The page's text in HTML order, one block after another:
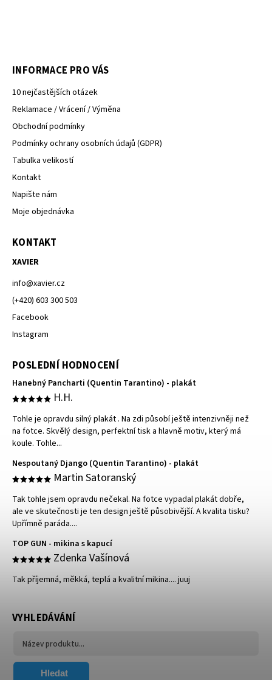
INFORMACE PRO VÁS
10 nejčastějších otázek
Reklamace / Vrácení / Výměna
Obchodní podmínky
Podmínky ochrany osobních údajů (GDPR)
Tabulka velikostí
Kontakt
Napište nám
Moje objednávka
KONTAKT
XAVIER
info@xavier.cz
(+420) 603 300 503
Facebook
Instagram
POSLEDNÍ HODNOCENÍ
Hanebný Pancharti (Quentin Tarantino) - plakát
H.H.
Tohle je opravdu silný plakát . Na zdi působí ještě intenzivněji než
na fotce. Skvělý design, perfektní tisk a hlavně motiv, který má
koule. Tohle...
Nespoutaný Django (Quentin Tarantino) - plakát
Martin Satoranský
Tak tohle jsem opravdu nečekal. Na fotce vypadal plakát dobře,
ale ve skutečnosti je ten design ještě působivější. A kvalita tisku?
Upřímně paráda....
TOP GUN - mikina s kapucí
Zdenka Vašínová
Tak příjemná, měkká, teplá a kvalitní mikina.... juuj
VYHLEDÁVÁNÍ
Hledat